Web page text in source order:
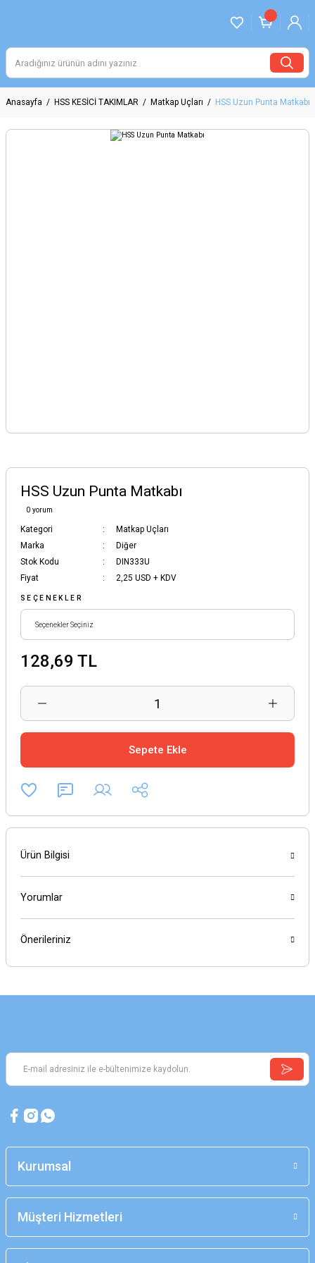
Anasayfa HSS KESİCİ TAKIMLAR Matkap Uçları HSS Uzun Punta Matkabı
HSS Uzun Punta Matkabı
0 yorum
Kategori
Matkap Uçları
Marka
Diğer
Stok Kodu
DIN333U
Fiyat
2,25 USD + KDV
SEÇENEKLER
128,69 TL
Sepete Ekle
Ürün Bilgisi
Yorumlar
Önerileriniz
Kurumsal
Müşteri Hizmetleri